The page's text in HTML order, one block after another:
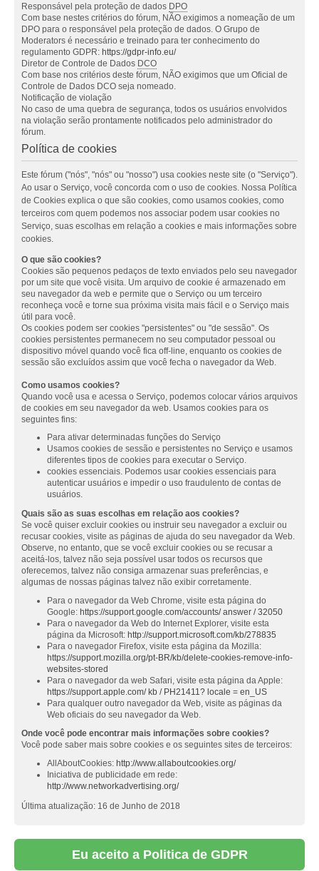
Responsável pela proteção de dados DPO
Com base nestes critérios do fórum, NÃO exigimos a nomeação de um
DPO para o responsável pela proteção de dados. O Grupo de
Moderators é necessário e treinado para ter conhecimento do
regulamento GDPR: https://gdpr-info.eu/
Diretor de Controle de Dados DCO
Com base nos critérios deste fórum, NÃO exigimos que um Oficial de
Controle de Dados DCO seja nomeado.
Notificação de violação
No caso de uma quebra de segurança, todos os usuários envolvidos
na violação serão prontamente notificados pelo administrador do
fórum.
Política de cookies
Este fórum ("nós", "nós" ou "nosso") usa cookies neste site (o "Serviço").
Ao usar o Serviço, você concorda com o uso de cookies. Nossa Política
de Cookies explica o que são cookies, como usamos cookies, como
terceiros com quem podemos nos associar podem usar cookies no
Serviço, suas escolhas em relação a cookies e mais informações sobre
cookies.
O que são cookies?
Cookies são pequenos pedaços de texto enviados pelo seu navegador
por um site que você visita. Um arquivo de cookie é armazenado em
seu navegador da web e permite que o Serviço ou um terceiro
reconheça você e torne sua próxima visita mais fácil e o Serviço mais
útil para você.
Os cookies podem ser cookies "persistentes" ou "de sessão". Os
cookies persistentes permanecem no seu computador pessoal ou
dispositivo móvel quando você fica off-line, enquanto os cookies de
sessão são excluídos assim que você fecha o navegador da Web.
Como usamos cookies?
Quando você usa e acessa o Serviço, podemos colocar vários arquivos
de cookies em seu navegador da web. Usamos cookies para os
seguintes fins:
Para ativar determinadas funções do Serviço
Usamos cookies de sessão e persistentes no Serviço e usamos
diferentes tipos de cookies para executar o Serviço.
cookies essenciais. Podemos usar cookies essenciais para
autenticar usuários e impedir o uso fraudulento de contas de
usuários.
Quais são as suas escolhas em relação aos cookies?
Se você quiser excluir cookies ou instruir seu navegador a excluir ou
recusar cookies, visite as páginas de ajuda do seu navegador da Web.
Observe, no entanto, que se você excluir cookies ou se recusar a
aceitá-los, talvez não seja possível usar todos os recursos que
oferecemos, talvez não consiga armazenar suas preferências, e
algumas de nossas páginas talvez não exibir corretamente.
Para o navegador da Web Chrome, visite esta página do
Google: https://support.google.com/accounts/ answer / 32050
Para o navegador da Web do Internet Explorer, visite esta
página da Microsoft: http://support.microsoft.com/kb/278835
Para o navegador Firefox, visite esta página da Mozilla:
https://support.mozilla.org/pt-BR/kb/delete-cookies-remove-info-
websites-stored
Para o navegador da web Safari, visite esta página da Apple:
https://support.apple.com/ kb / PH21411? locale = en_US
Para qualquer outro navegador da Web, visite as páginas da
Web oficiais do seu navegador da Web.
Onde você pode encontrar mais informações sobre cookies?
Você pode saber mais sobre cookies e os seguintes sites de terceiros:
AllAboutCookies: http://www.allaboutcookies.org/
Iniciativa de publicidade em rede:
http://www.networkadvertising.org/
Última atualização: 16 de Junho de 2018